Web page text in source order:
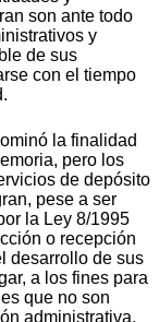
son ante todo
y
de sus
con el tiempo
la finalidad
pero los
de depósito
pese a ser
la Ley 8/1995
o recepción
desarrollo de sus
a los fines para
que no son
administrativa,